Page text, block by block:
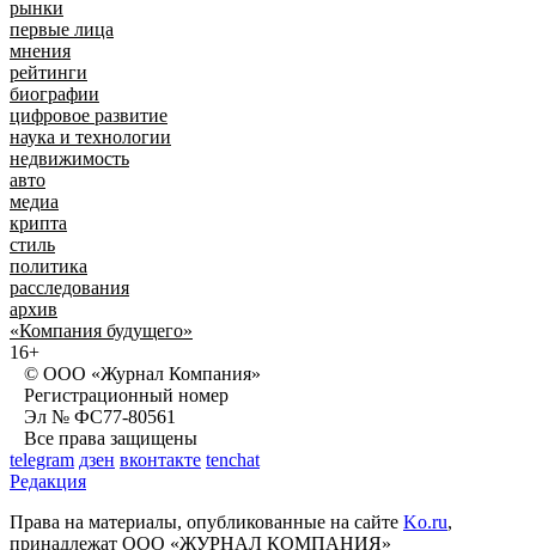
рынки
первые лица
мнения
рейтинги
биографии
цифровое развитие
наука и технологии
недвижимость
авто
медиа
крипта
стиль
политика
расследования
архив
«Компания будущего»
16+
© ООО «Журнал Компания»
Регистрационный номер
Эл № ФС77-80561
Все права защищены
telegram дзен вконтакте tenchat
Редакция
Права на материалы, опубликованные на сайте Ko.ru,
принадлежат ООО «ЖУРНАЛ КОМПАНИЯ»